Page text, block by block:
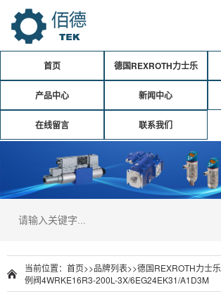
首页 德国REXROTH力士乐
产品中心 新闻中心
在线留言 联系我们
当前位置： 首页>>品牌列表>>德国REXROTH力士乐
例阀4WRKE16R3-200L-3X/6EG24EK31/A1D3M